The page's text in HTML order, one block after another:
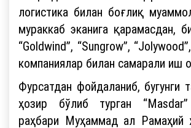
логистика билан боғлиқ
мураккаб эканига қарамасдан,
“Goldwind”, “Sungrow”,
компаниялар билан самарали иш
Фурсатдан фойдаланиб, бугунги
ҳозир бўлиб турган “Masdar”
раҳбари Муҳаммад ал Рамаҳий